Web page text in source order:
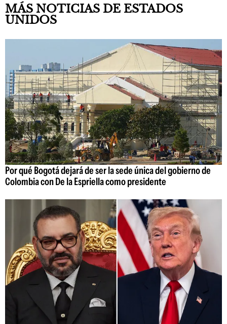
MÁS NOTICIAS DE ESTADOS
UNIDOS
Por qué Bogotá dejará de ser la sede única del gobierno de
Colombia con De la Espriella como presidente